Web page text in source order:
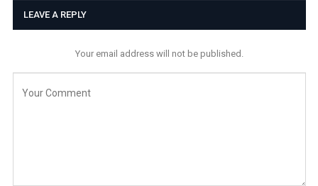
LEAVE A REPLY
Your email address will not be published.